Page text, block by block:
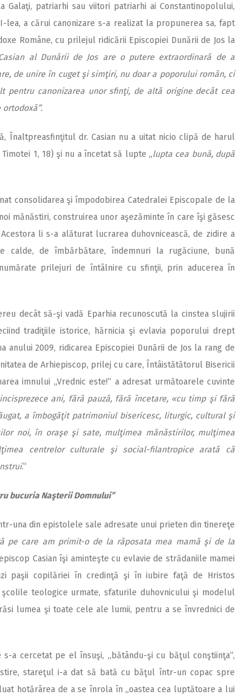
patriarhi sau viitori patriarhi ai Constantinopolului,
lea, a cărui canonizare s-a realizat la propunerea sa, fapt
Române, cu prilejul ridicării Episcopiei Dunării de Jos la
al Dunării de Jos are o putere extraordinară de a
de unire în cuget şi simţiri, nu doar a poporului român, ci
canonizarea unor sfinţi, de altă origine decât cea
Înaltpreasfinţitul dr. Casian nu a uitat nicio clipă de harul
Timotei 1, 18) şi nu a încetat să lupte „lupta cea bună, după
consolidarea şi împodobirea Catedralei Episcopale de la
mănăstiri, construirea unor aşezăminte în care îşi găsesc
li s-a alăturat lucrarea duhovnicească, de zidire a
de îmbărbătare, îndemnuri la rugăciune, bună
prilejuri de întâlnire cu sfinţii, prin aducerea în
decât să-şi vadă Eparhia recunoscută la cinstea slujirii
tradiţiile istorice, hărnicia şi evlavia poporului drept
2009, ridicarea Episcopiei Dunării de Jos la rang de
de Arhiepiscop, prilej cu care, Întâistătătorul Bisericii
imnului „Vrednic este!” a adresat următoarele cuvinte
ani, fără pauză, fără încetare, «cu timp şi fără
a îmbogăţit patrimoniul bisericesc, liturgic, cultural şi
noi, în oraşe şi sate, mulţimea mănăstirilor, mulţimea
centrelor culturale şi social-filantropice arată că
.”
bucuria Naşterii Domnului”
una din epistolele sale adresate unui prieten din tinereţe
pe care am primit-o de la răposata mea mamă şi de la
Casian îşi aminteşte cu evlavie de strădaniile mamei
paşii copilăriei în credinţă şi în iubire faţă de Hristos
teologice urmate, sfaturile duhovnicului şi modelul
lumea şi toate cele ale lumii, pentru a se învrednici de
a cercetat pe el însuşi, ,,bătându-şi cu băţul conştiinţa”,
stareţul i-a dat să bată cu băţul într-un copac spre
hotărârea de a se înrola în ,,oastea cea luptătoare a lui